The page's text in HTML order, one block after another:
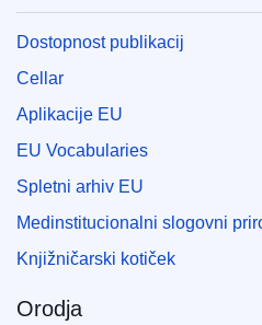
Dostopnost publikacij
Cellar
Aplikacije EU
EU Vocabularies
Spletni arhiv EU
Medinstitucionalni slogovni
Knjižničarski kotiček
Orodja